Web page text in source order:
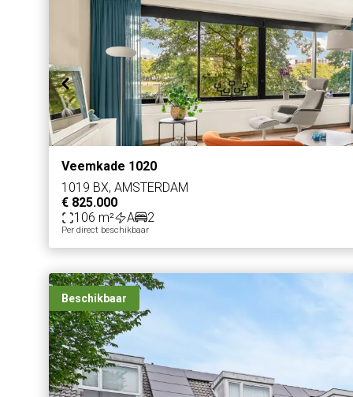
Veemkade 1020
1019 BX, AMSTERDAM
€ 825.000
106 m²
A 2
Per direct beschikbaar
Beschikbaar